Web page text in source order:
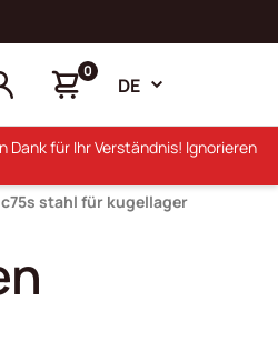
0
DE
stahl für kugellager
für Ihr Verständnis! Ignorieren